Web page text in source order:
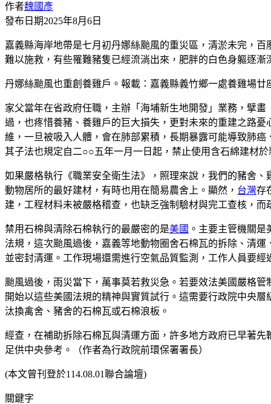
作者魏國彥
發布日期2025年8月6日
嘉義縣海岸地帶是七月初丹娜絲颱風的重災區，清淤未完，
難以施救，有些罹難豬隻已經流淌出來，肥胖的白色身軀逐漸
丹娜絲颱風也重創養雞戶。報載：嘉義縣義竹鄉一處養雞場
家父當年在省政府任職，主辦「海埔新生地開發」業務，擘
過，也疼惜養豬、養雞戶的巨大損失，更對未來的重建之路
維，一旦被吸入人體，會在肺部累積，長期暴露可能導致肺
其子法也規定自二○○五年一月一日起，禁止使用含石綿建材
如果嚴格執行《職業安全衛生法》，照理來說，我們的豬舍
動物居所的最好建材，有時也用在簡易農舍上。顯然， 台灣存
建，工程材料未被嚴格稽查，也缺乏強制驗材與完工查核，
禁用石棉與清除石棉執行的最嚴密的是美國 。主要主管機關
法規，這次颱風過後，嘉義等地動物圈舍石棉瓦的拆除、清
並密封清運。工作現場還需進行空氣品質監測，工作人員要
颱風過後，雨災當下，萬事莫若救災急。若要效法美國嚴格
開始以這些美國法規的精神與實質試行。這需要行政院中央
汰換禽舍、豬舍的石棉瓦或石棉浪板。
經查，在補助拆除石棉瓦與清運方面，許多地方政府已早著
足供中央參考。（作者為行政院前環保署署長）
(本文曾刊登於114.08.01聯合論壇)
關鍵字